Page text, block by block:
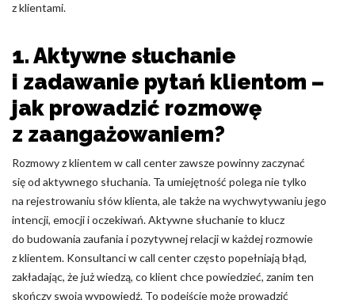
z klientami.
1. Aktywne słuchanie
i zadawanie pytań klientom –
jak prowadzić rozmowę
z zaangażowaniem?
Rozmowy z klientem w call center zawsze powinny zaczynać
się od aktywnego słuchania. Ta umiejętność polega nie tylko
na rejestrowaniu słów klienta, ale także na wychwytywaniu jego
intencji, emocji i oczekiwań. Aktywne słuchanie to klucz
do budowania zaufania i pozytywnej relacji w każdej rozmowie
z klientem. Konsultanci w call center często popełniają błąd,
zakładając, że już wiedzą, co klient chce powiedzieć, zanim ten
skończy swoją wypowiedź. To podejście może prowadzić